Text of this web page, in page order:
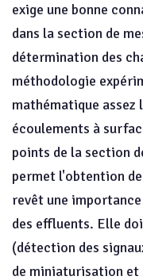
exige une bonne
dans la section de
détermination des
méthodologie
mathématique
écoulements à
points de la section
permet l'obtention
revêt une
des effluents. Elle
(détection des
de miniaturisation et